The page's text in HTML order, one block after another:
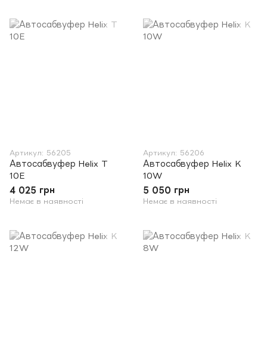
Артикул: 56205
Автосабвуфер Helix T
10E
4 025 грн
Немає в наявності
Артикул: 56206
Автосабвуфер Helix K
10W
5 050 грн
Немає в наявності